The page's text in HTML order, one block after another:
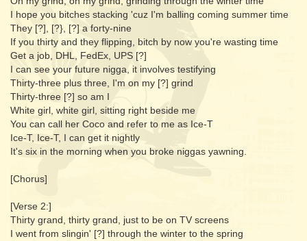
I hope you bitches stacking 'cuz I'm balling coming summer time
They [?], [?}​, [?] a forty-nine
If you thirty and they flipping, bitch by now you're wasting time
Get a job, DHL, FedEx, UPS [?]
I can see your future nigga, it involves testifying
Thirty-three plus three, I'm on my [?] grind
Thirty-three [?] so am I
White girl, white girl, sitting right beside me
You can call her Coco and refer to me as Ice-T
Ice-T, Ice-T, I can get it nightly
It's six in the morning when you broke niggas yawning.
[Chorus]
[Verse 2:]
Thirty grand, thirty grand, just to be on TV screens
I went from slingin' [?] through the winter to the spring